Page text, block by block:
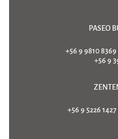
PASEO
+56 9 9810 8369
+56 9
+56 9 5226 1427|